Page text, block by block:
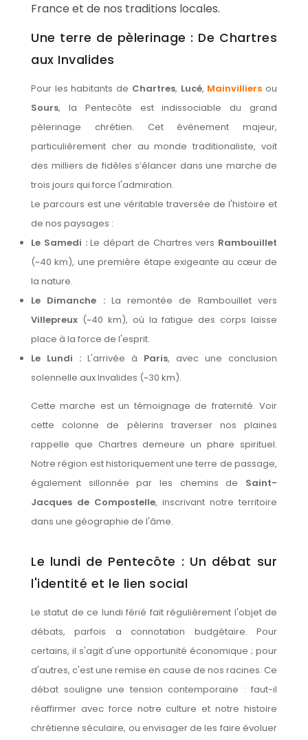
Nos fleurs naturelles
Nos monuments
Nos urnes funéraires
Rapatriement
Rites & Cultes
Textes et Conseils pour Cérémonies d'Obsèques
France et de nos traditions locales.
Une terre de pèlerinage : De Chartres
aux Invalides
Pour les habitants de Chartres, Lucé, Mainvilliers ou
Sours, la Pentecôte est indissociable du grand
pèlerinage chrétien. Cet événement majeur,
particulièrement cher au monde traditionaliste, voit
des milliers de fidèles s’élancer dans une marche de
trois jours qui force l'admiration.
Le parcours est une véritable traversée de l'histoire et
de nos paysages :
Le Samedi :Le départ de Chartres vers Rambouillet
(~40 km), une première étape exigeante au cœur de
la nature.
Le Dimanche :La remontée de Rambouillet vers
Villepreux (~40 km), où la fatigue des corps laisse
place à la force de l'esprit.
Le Lundi : L'arrivée à Paris, avec une conclusion
solennelle aux Invalides (~30 km).
Cette marche est un témoignage de fraternité. Voir
cette colonne de pèlerins traverser nos plaines
rappelle que Chartres demeure un phare spirituel.
Notre région est historiquement une terre de passage,
également sillonnée par les chemins de Saint-
Jacques de Compostelle, inscrivant notre territoire
dans une géographie de l'âme.
Le lundi de Pentecôte : Un débat sur
l'identité et le lien social
Le statut de ce lundi férié fait régulièrement l'objet de
débats, parfois a connotation budgétaire. Pour
certains, il s'agit d'une opportunité économique ; pour
d'autres, c'est une remise en cause de nos racines. Ce
débat souligne une tension contemporaine : faut-il
réaffirmer avec force notre culture et notre histoire
chrétienne séculaire, ou envisager de les faire évoluer